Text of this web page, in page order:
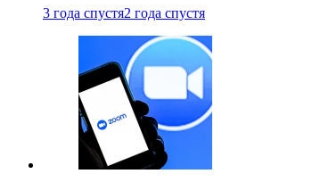
3 года спустя2 года спустя